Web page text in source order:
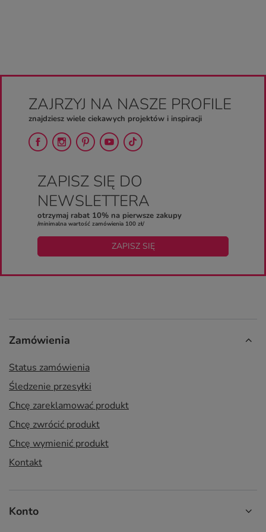
ZAJRZYJ NA NASZE PROFILE
znajdziesz wiele ciekawych projektów i inspiracji
ZAPISZ SIĘ DO
NEWSLETTERA
otrzymaj rabat 10% na pierwsze zakupy
/minimalna wartość zamówienia 100 zł/
ZAPISZ SIĘ
Zamówienia
Status zamówienia
Śledzenie przesyłki
Chcę zareklamować produkt
Chcę zwrócić produkt
Chcę wymienić produkt
Kontakt
Konto